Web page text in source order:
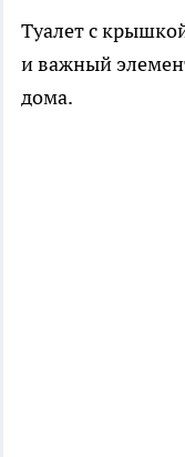
Туалет с
и важный
дома.